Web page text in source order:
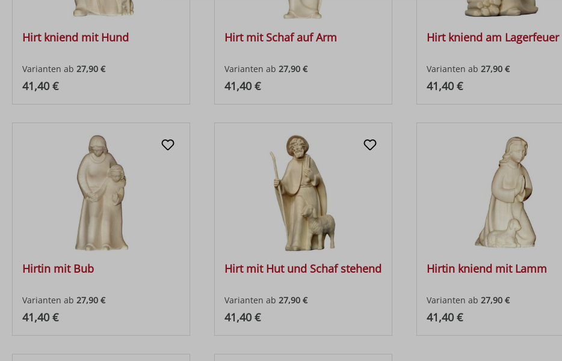
Hirt kniend mit Hund
Varianten ab 27,90 €
Regulärer Preis:
41,40 €
Hirt mit Schaf auf Arm
Varianten ab 27,90 €
Regulärer Preis:
41,40 €
Hirt kniend am Lagerfeuer
Varianten ab 27,90 €
Regulärer Preis:
41,40 €
Hirtin mit Bub
Varianten ab 27,90 €
Regulärer Preis:
41,40 €
Hirt mit Hut und Schaf stehend
Varianten ab 27,90 €
Regulärer Preis:
41,40 €
Hirtin kniend mit Lamm
Varianten ab 27,90 €
Regulärer Preis:
41,40 €